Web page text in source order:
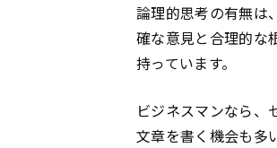
論理的思考の有無は
確な意見と合理的な
持っています。
ビジネスマンなら、
文章を書く機会も多